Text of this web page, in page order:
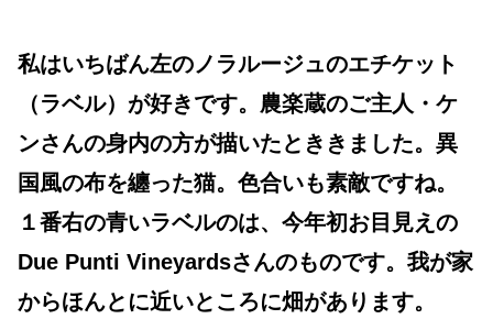
私はいちばん左のノラルージュのエチケット
（ラベル）が好きです。農楽蔵のご主人・ケ
ンさんの身内の方が描いたとききました。異
国風の布を纏った猫。色合いも素敵ですね。
１番右の青いラベルのは、今年初お目見えの
Due Punti Vineyardsさんのものです。我が家
からほんとに近いところに畑があります。